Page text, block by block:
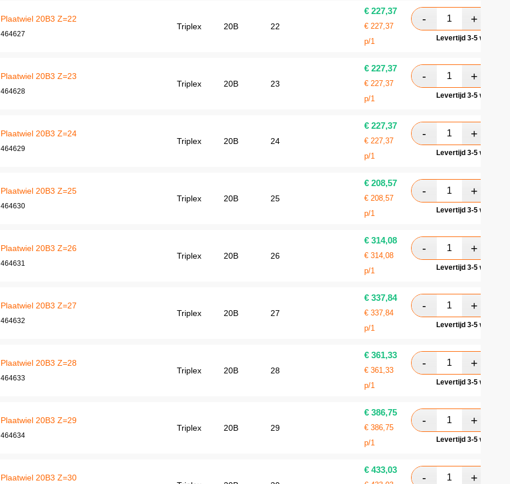
Plaatwiel 20B3 Z=22
464627
Triplex 20B 22
€ 227,37
€ 227,37
p/1
Levertijd 3-5
Plaatwiel 20B3 Z=23
464628
Triplex 20B 23
€ 227,37
€ 227,37
p/1
Levertijd 3-5
Plaatwiel 20B3 Z=24
464629
Triplex 20B 24
€ 227,37
€ 227,37
p/1
Levertijd 3-5
Plaatwiel 20B3 Z=25
464630
Triplex 20B 25
€ 208,57
€ 208,57
p/1
Levertijd 3-5
Plaatwiel 20B3 Z=26
464631
Triplex 20B 26
€ 314,08
€ 314,08
p/1
Levertijd 3-5
Plaatwiel 20B3 Z=27
464632
Triplex 20B 27
€ 337,84
€ 337,84
p/1
Levertijd 3-5
Plaatwiel 20B3 Z=28
464633
Triplex 20B 28
€ 361,33
€ 361,33
p/1
Levertijd 3-5
Plaatwiel 20B3 Z=29
464634
Triplex 20B 29
€ 386,75
€ 386,75
p/1
Levertijd 3-5
Plaatwiel 20B3 Z=30
€ 433,03